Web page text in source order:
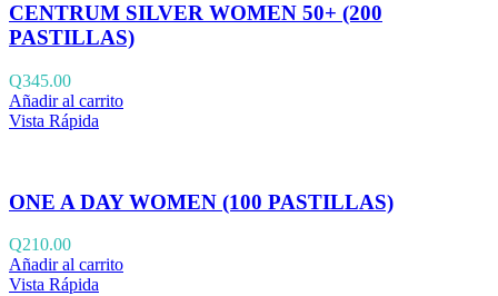
CENTRUM SILVER WOMEN 50+ (200
PASTILLAS)
Q345.00
Añadir al carrito
Vista Rápida
ONE A DAY WOMEN (100 PASTILLAS)
Q210.00
Añadir al carrito
Vista Rápida